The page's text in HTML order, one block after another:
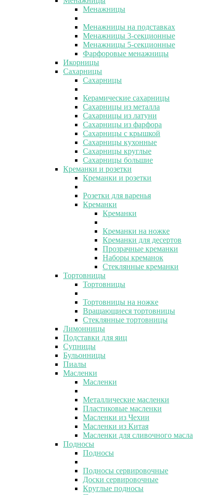
Менажницы
Менажницы на подставках
Менажницы 3-секционные
Менажницы 5-секционные
Фарфоровые менажницы
Икорницы
Сахарницы
Сахарницы
Керамические сахарницы
Сахарницы из металла
Сахарницы из латуни
Сахарницы из фарфора
Сахарницы с крышкой
Сахарницы кухонные
Сахарницы круглые
Сахарницы большие
Креманки и розетки
Креманки и розетки
Розетки для варенья
Креманки
Креманки
Креманки на ножке
Креманки для десертов
Прозрачные креманки
Наборы креманок
Стеклянные креманки
Тортовницы
Тортовницы
Тортовницы на ножке
Вращающиеся тортовницы
Стеклянные тортовницы
Лимонницы
Подставки для яиц
Супницы
Бульонницы
Пиалы
Масленки
Масленки
Металлические масленки
Пластиковые масленки
Масленки из Чехии
Масленки из Китая
Масленки для сливочного масла
Подносы
Подносы
Подносы сервировочные
Доски сервировочные
Круглые подносы